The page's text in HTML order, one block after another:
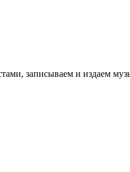
записываем и издаем